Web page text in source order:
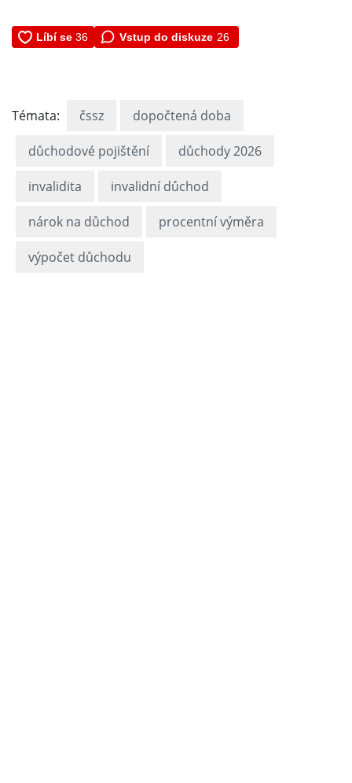
Vstup do diskuze 26
Témata: čssz dopočtená doba
důchodové pojištění důchody 2026
invalidita invalidní důchod
nárok na důchod procentní výměra
výpočet důchodu